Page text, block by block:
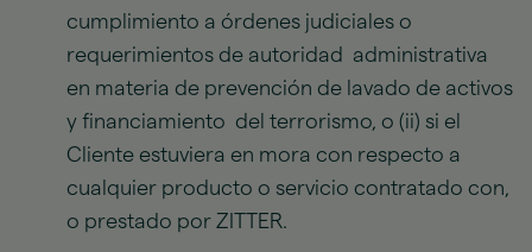
cumplimiento a órdenes judiciales o
requerimientos de autoridad administrativa
en materia de prevención de lavado de activos
y financiamiento del terrorismo, o (ii) si el
Cliente estuviera en mora con respecto a
cualquier producto o servicio contratado con,
o prestado por ZITTER.